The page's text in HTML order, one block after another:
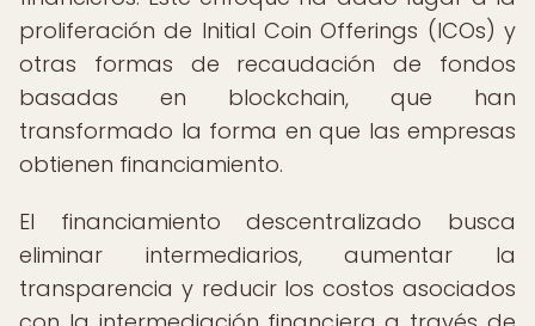
proliferación de Initial Coin Offerings (ICOs) y
otras formas de recaudación de fondos
basadas en blockchain, que han
transformado la forma en que las empresas
obtienen financiamiento.
El financiamiento descentralizado busca
eliminar intermediarios, aumentar la
transparencia y reducir los costos asociados